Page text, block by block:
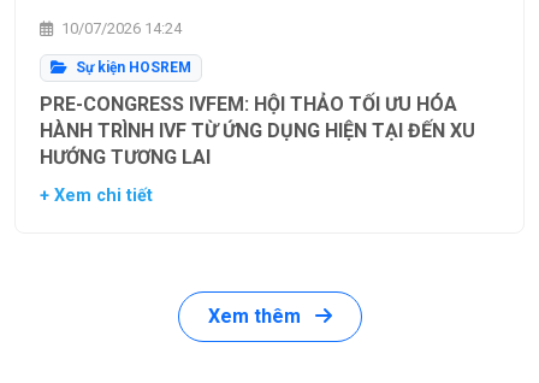
10/07/2026 14:24
Sự kiện HOSREM
PRE-CONGRESS IVFEM: HỘI THẢO TỐI ƯU HÓA
HÀNH TRÌNH IVF TỪ ỨNG DỤNG HIỆN TẠI ĐẾN XU
HƯỚNG TƯƠNG LAI
+ Xem chi tiết
Xem thêm